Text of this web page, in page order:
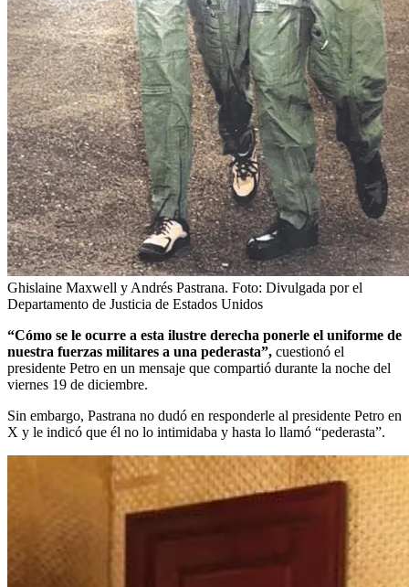
Ghislaine Maxwell y Andrés Pastrana. Foto: Divulgada por el
Departamento de Justicia de Estados Unidos
“Cómo se le ocurre a esta ilustre derecha ponerle el uniforme de
nuestra fuerzas militares a una pederasta”, cuestionó el
presidente Petro en un mensaje que compartió durante la noche del
viernes 19 de diciembre.
Sin embargo, Pastrana no dudó en responderle al presidente Petro en
X y le indicó que él no lo intimidaba y hasta lo llamó “pederasta”.